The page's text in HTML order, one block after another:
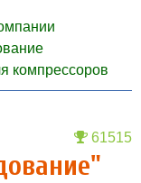
компрессоров
61515